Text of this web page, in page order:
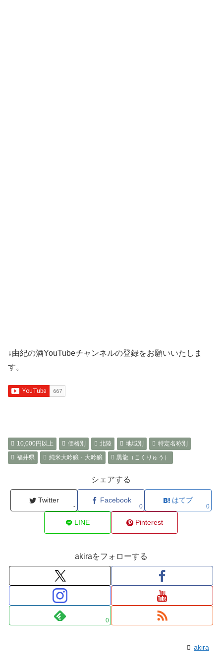
↓由紀の酒YouTubeチャンネルの登録をお願いいたしま
す。
10,000円以上 価格別 北陸 地域別
特定名称別
福井県
純米大吟醸・大吟醸 黒龍（こくりゅう）
シェアする
Twitter
-
Facebook
0
はてブ
0
LINE Pinterest
akiraをフォローする
0
akira